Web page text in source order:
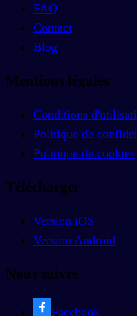
FAQ
Contact
Blog
Mentions légales
Conditions
Politique de
Politique de cookies
Télécharger
Version iOS
Version Android
Nous suivre
Facebook